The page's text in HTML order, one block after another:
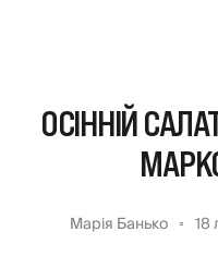
ОСІННІЙ
Марія Банько 18